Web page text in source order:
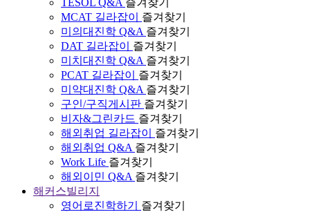
MCAT 길라잡이
즐겨찾기
미의대진학 Q&A 즐겨찾기
DAT 길라잡이
즐겨찾기
미치대진학 Q&A 즐겨찾기
PCAT 길라잡이
즐겨찾기
미약대진학 Q&A 즐겨찾기
구인/구직게시판 즐겨찾기
비자&그린카드 즐겨찾기
해외취업 길라잡이
즐겨찾기
해외취업 Q&A 즐겨찾기
Work Life 즐겨찾기
해외이민 Q&A 즐겨찾기
해커스빌리지
영어로진학하기
즐겨찾기